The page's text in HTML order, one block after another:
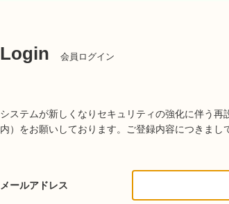
Login 会員ログイン
システムが新しくなりセキュリティの強化に伴う
内）をお願いしております。
ご登録内容につきまし
メールアドレス